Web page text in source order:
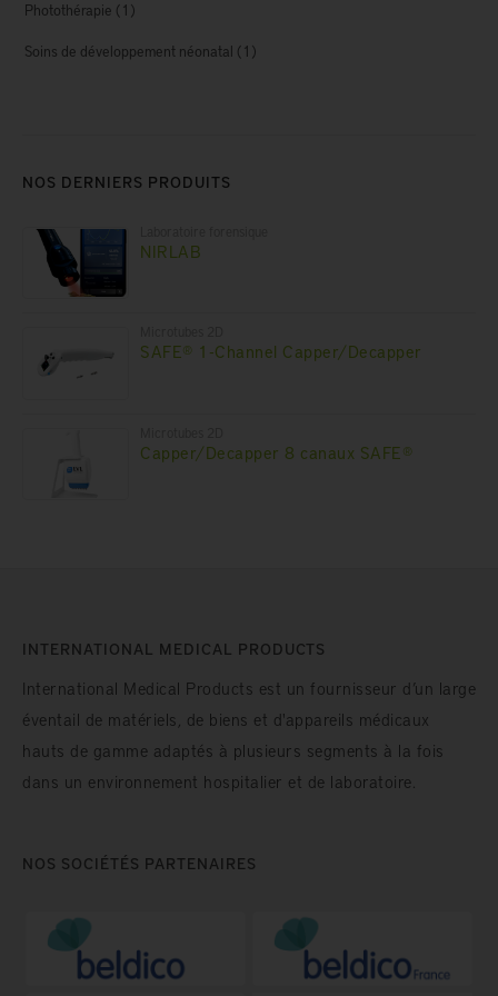
Photothérapie (1)
Soins de développement néonatal (1)
NOS DERNIERS PRODUITS
NIRLAB
SAFE® 1-Channel Capper/Decapper
Capper/Decapper 8 canaux SAFE®
INTERNATIONAL MEDICAL PRODUCTS
International Medical Products est un fournisseur d’un large
éventail de matériels, de biens et d'appareils médicaux
hauts de gamme adaptés à plusieurs segments à la fois
dans un environnement hospitalier et de laboratoire.
NOS SOCIÉTÉS PARTENAIRES